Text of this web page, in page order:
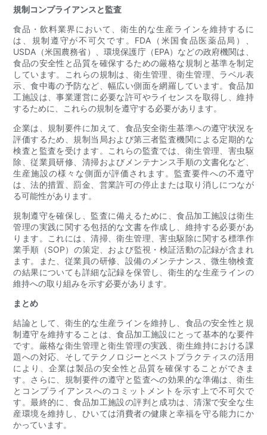
規制コンプライアンスと監査
食品・飲料業界において、衛生的な生産ラインを維持するに
は、規制遵守が不可欠です。FDA（米国食品医薬品局）、
USDA（米国農務省）、環境保護庁（EPA）などの政府機関は、
食品の安全性と品質を確保するための厳格な規制と基準を制定
しています。これらの規制は、衛生管理、衛生管理、ラベル表
示、食中毒の予防など、幅広い側面を網羅しています。食品加
工施設は、事業運営に必要な許可やライセンスを取得し、維持
するために、これらの規制を遵守する必要があります。
企業は、規制要件に加えて、食品安全衛生基準への遵守状況を
評価するため、規制当局および第三者監査機関による定期的な
検査と監査を受けます。これらの監査では、衛生管理、害虫駆
除、従業員研修、清掃およびメンテナンス手順の文書化など、
生産施設の様々な側面が評価されます。監査要件への不遵守
は、法的措置、罰金、営業許可の停止または取り消しにつなが
る可能性があります。
規制遵守を確保し、監査に備えるために、食品加工施設は衛生
管理の実践に関する包括的な文書を作成し、維持する必要があ
ります。これには、清掃、衛生管理、害虫駆除に関する標準作
業手順（SOP）の策定、および監視・検証活動の記録が含まれ
ます。また、従業員の研修、設備のメンテナンス、微生物検査
の結果についても詳細な記録を保管し、衛生的な生産ラインの
維持への取り組みを示す必要があります。
まとめ
結論として、衛生的な生産ラインを維持し、食品の安全性と規
制遵守を維持することは、食品加工施設にとって基本的な要件
です。厳格な衛生管理と衛生管理の実践、衛生維持における課
題への対応、そしてテクノロジーとベストプラクティスの活用
により、企業は製品の安全性と品質を確保することができま
す。さらに、規制要件の遵守と監査への効果的な準備は、衛生
とコンプライアンスへのコミットメントを示す上で不可欠で
す。最終的に、食品加工施設の評判と成功は、清潔で安全な生
産環境を維持し、ひいては消費者の健康と幸福を守る能力にか
かっています。